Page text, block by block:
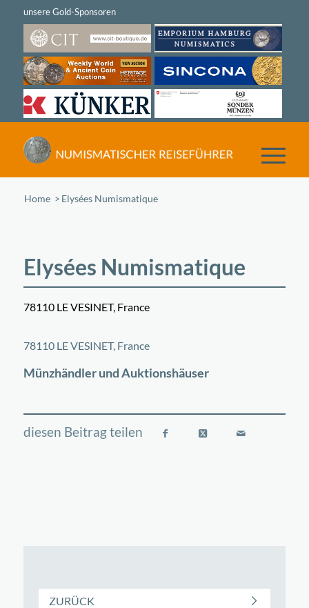
Home /Elysées Numismatique
Elysées Numismatique
78110 LE VESINET, France
+
78110 LE VESINET, France
Münzhändler und Auktionshäuser
ZURÜCK